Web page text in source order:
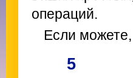
операций.
Если
5